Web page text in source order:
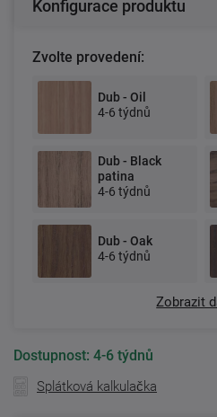
Konfigurace produktu
Zvolte provedení:
Dub - Oil
4-6 týdnů
Dub - Black
patina
4-6 týdnů
Dub - Oak
4-6 týdnů
Zobrazit
Dostupnost: 4-6 týdnů
Splátková kalkulačka